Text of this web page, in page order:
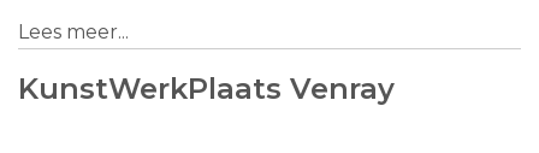
Lees meer...
KunstWerkPlaats Venray